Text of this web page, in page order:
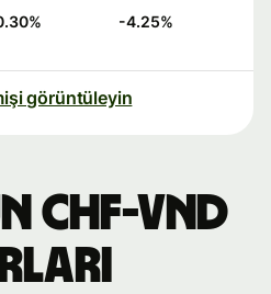
% -4.25%
görüntüleyin
CHF-VND